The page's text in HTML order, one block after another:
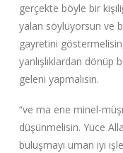
gerçekte böyle bir
yalan söylüyorsun ve
gayretini
yanlışlıklardan dönüp
geleni yapmalısın.
“ve ma ene minel-
düşünmelisin. Yüce
buluşmayı uman iyi